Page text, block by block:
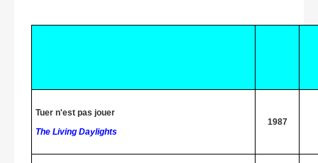
Tuer n'est pas jouer
The Living Daylights
1987